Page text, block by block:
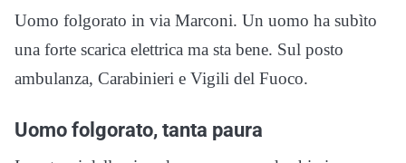
Uomo folgorato in via Marconi. Un uomo ha subìto
una forte scarica elettrica ma sta bene. Sul posto
ambulanza, Carabinieri e Vigili del Fuoco.
Uomo folgorato, tanta paura